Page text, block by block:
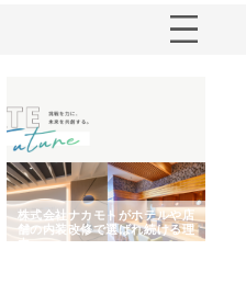
株式会社ナカモトがホテルや店
舗の内装改修で選ばれ続ける理
由